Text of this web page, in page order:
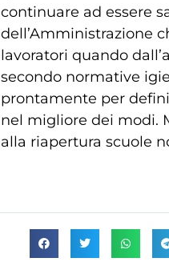
continuare ad essere
dell’Amministrazione
lavoratori quando
secondo normative
prontamente per
nel migliore dei modi.
alla riapertura scuole